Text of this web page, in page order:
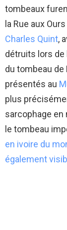
tombeaux
la Rue aux
Charles Quint,
détruits lors de
du tombeau de
présentés au
plus
sarcophage en
le tombeau
en ivoire du
également